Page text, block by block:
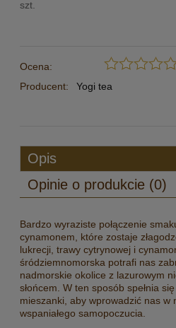
szt.
Ocena:
Producent:
Yogi tea
Opis
Opinie o produkcie (0)
Bardzo wyraziste połączenie
cynamonem, które zostaje
lukrecji, trawy cytrynowej i
śródziemnomorska potrafi nas
nadmorskie okolice z lazurowym
słońcem. W ten sposób spełnia
mieszanki, aby wprowadzić nas w
wspaniałego samopoczucia.